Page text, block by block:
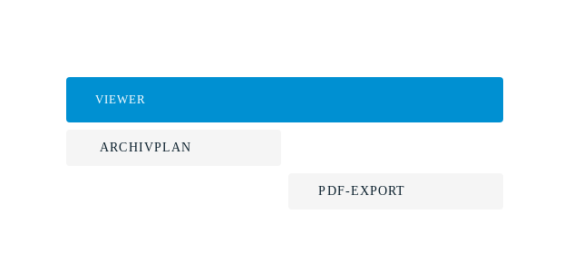
VIEWER
ARCHIVPLAN
PDF-EXPORT